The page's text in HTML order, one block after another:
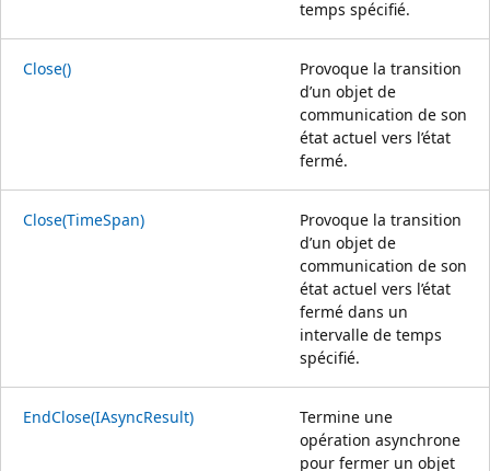
temps spécifié.
Close()
Provoque la transition
d’un objet de
communication de son
état actuel vers l’état
fermé.
Close(TimeSpan)
Provoque la transition
d’un objet de
communication de son
état actuel vers l’état
fermé dans un
intervalle de temps
spécifié.
EndClose(IAsyncResult)
Termine une
opération asynchrone
pour fermer un objet